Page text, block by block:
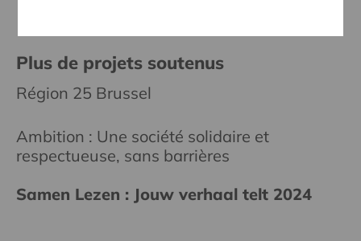
Plus de projets soutenus
Région 25 Brussel
Ambition : Une société solidaire et
respectueuse, sans barrières
Samen Lezen : Jouw verhaal telt 2024